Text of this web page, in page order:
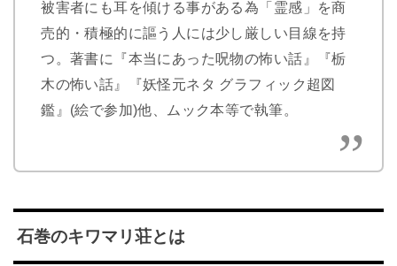
被害者にも耳を傾ける事がある為「霊感」を商
売的・積極的に謳う人には少し厳しい目線を持
つ。著書に『本当にあった呪物の怖い話』『栃
木の怖い話』『妖怪元ネタ グラフィック超図
鑑』(絵で参加)他、ムック本等で執筆。
石巻のキワマリ荘とは